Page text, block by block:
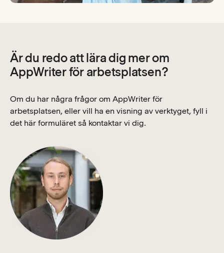
Är du redo att lära dig mer om
AppWriter för arbetsplatsen?
Om du har några frågor om AppWriter för
arbetsplatsen, eller vill ha en visning av verktyget, fyll i
det här formuläret så kontaktar vi dig.